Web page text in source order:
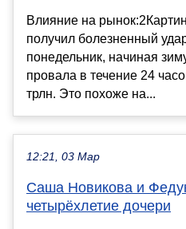
Влияние на
получил болезненный
понедельник, начиная
провала в течение 24
трлн. Это похоже на...
12:21, 03 Мар
Саша Новикова и
четырёхлетие дочери